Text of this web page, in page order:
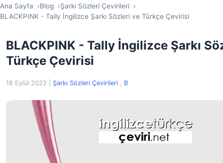
Ana Sayfa Blog
Şarkı Sözleri Çevirileri
BLACKPINK - Tally İngilizce Şarkı Sözleri ve Türkçe Çevirisi
BLACKPINK - Tally İngilizce Şarkı
Türkçe Çevirisi
16 Eylül 2022 Şarkı Sözleri Çevirileri , B